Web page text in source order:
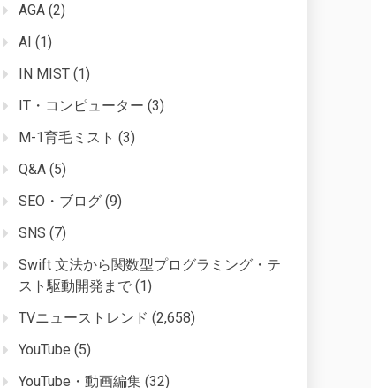
AGA (2)
AI (1)
IN MIST (1)
IT・コンピューター (3)
M-1育毛ミスト (3)
Q&A (5)
SEO・ブログ (9)
SNS (7)
Swift 文法から関数型プログラミング・テ
スト駆動開発まで (1)
TVニューストレンド (2,658)
YouTube (5)
YouTube・動画編集 (32)